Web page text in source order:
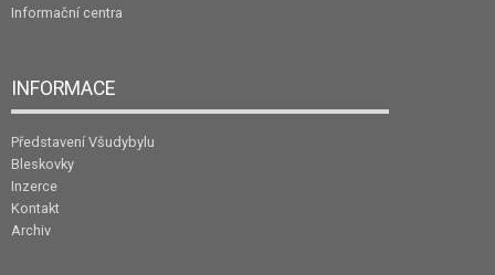
Informační centra
INFORMACE
Představení Všudybylu
Bleskovky
Inzerce
Kontakt
Archiv